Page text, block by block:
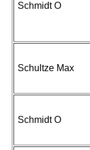
Schmidt O
Schultze Max
Schmidt O